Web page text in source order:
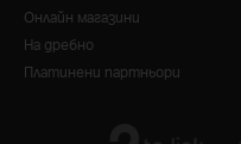
Онлайн магазини
На дребно
Платинени партньори